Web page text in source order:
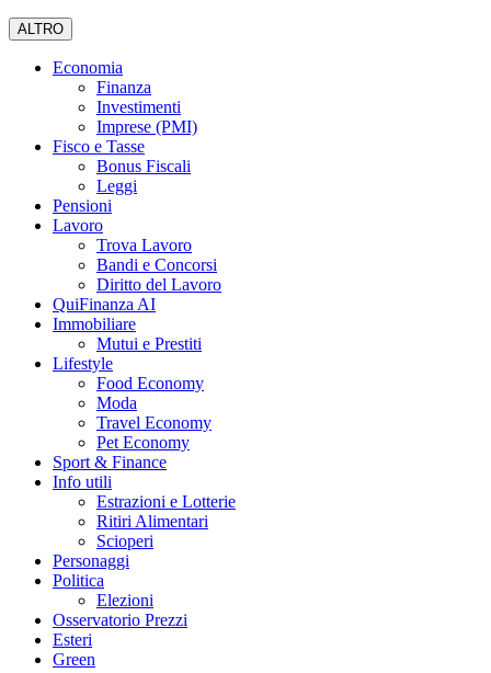
ALTRO
Economia
Finanza
Investimenti
Imprese (PMI)
Fisco e Tasse
Bonus Fiscali
Leggi
Pensioni
Lavoro
Trova Lavoro
Bandi e Concorsi
Diritto del Lavoro
QuiFinanza AI
Immobiliare
Mutui e Prestiti
Lifestyle
Food Economy
Moda
Travel Economy
Pet Economy
Sport & Finance
Info utili
Estrazioni e Lotterie
Ritiri Alimentari
Scioperi
Personaggi
Politica
Elezioni
Osservatorio Prezzi
Esteri
Green